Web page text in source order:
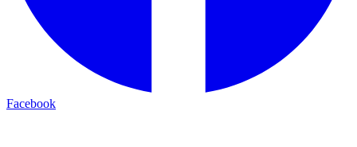
Facebook